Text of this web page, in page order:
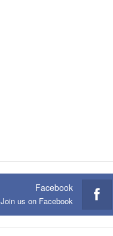
Facebook
Join us on Facebook